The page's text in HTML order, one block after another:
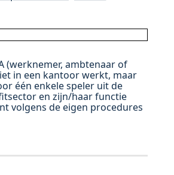
(werknemer, ambtenaar of
in een kantoor werkt, maar
één enkele speler uit de
en zijn/haar functie
volgens de eigen procedures